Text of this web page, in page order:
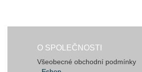
O SPOLEČNOSTI
Všeobecné obchodní podmínky